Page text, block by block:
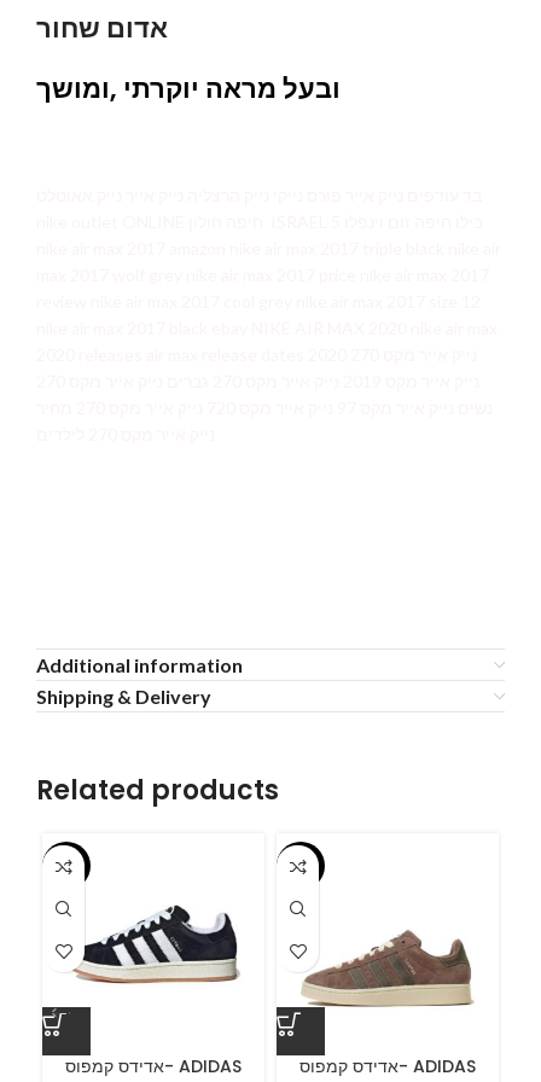
אדום שחור
ובעל מראה יוקרתי ,ומושך
Additional information
Shipping & Delivery
Related products
-55%
אדידס קמפוס- ADIDAS
-55%
אדידס קמפוס- ADIDAS